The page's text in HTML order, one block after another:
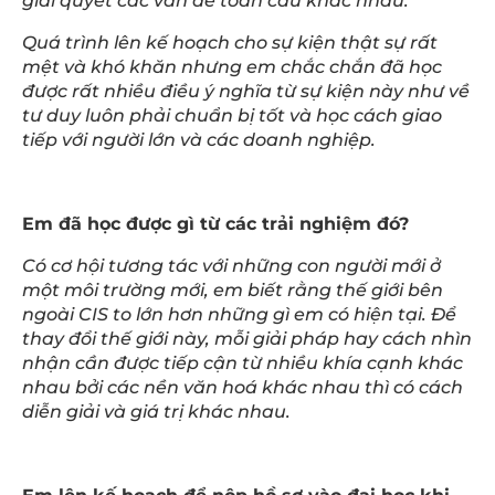
Quá trình lên kế hoạch cho sự kiện thật sự rất
mệt và khó khăn nhưng em chắc chắn đã học
được rất nhiều điều ý nghĩa từ sự kiện này như về
tư duy luôn phải chuẩn bị tốt và học cách giao
tiếp với người lớn và các doanh nghiệp.
Em đã học được gì từ các trải nghiệm đó?
Có cơ hội tương tác với những con người mới ở
một môi trường mới, em biết rằng thế giới bên
ngoài CIS to lớn hơn những gì em có hiện tại. Để
thay đổi thế giới này, mỗi giải pháp hay cách nhìn
nhận cần được tiếp cận từ nhiều khía cạnh khác
nhau bởi các nền văn hoá khác nhau thì có cách
diễn giải và giá trị khác nhau.